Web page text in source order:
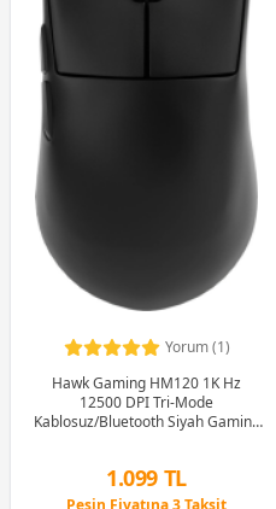
Yorum (1)
Hawk Gaming HM120 1K Hz
12500 DPI Tri-Mode
Kablosuz/Bluetooth Siyah Gaming
1.099 TL
Peşin Fiyatına 3 Taksit